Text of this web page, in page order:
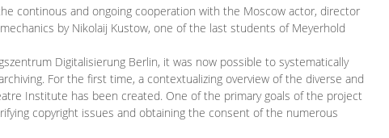
continous and ongoing cooperation with the Moscow actor, director
by Nikolaij Kustow, one of the last students of Meyerhold
Digitalisierung Berlin, it was now possible to systematically
For the first time, a contextualizing overview of the diverse and
Institute has been created. One of the primary goals of the project
copyright issues and obtaining the consent of the numerous